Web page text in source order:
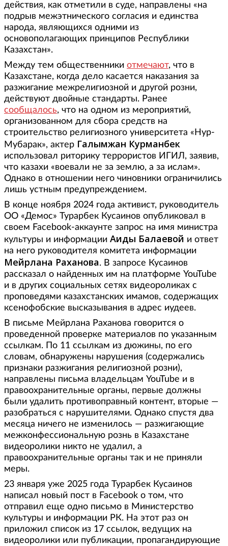
действия, как отметили в суде, направлены «на
подрыв межэтнического согласия и единства
народа, являющихся одними из
основополагающих принципов Республики
Казахстан».
Между тем общественники отмечают, что в
Казахстане, когда дело касается наказания за
разжигание межрелигиозной и другой розни,
действуют двойные стандарты. Ранее
сообщалось, что на одном из мероприятий,
организованном для сбора средств на
строительство религиозного университета «Нур-
Мубарак», актер Галымжан Курманбек
использовал риторику террористов ИГИЛ, заявив,
что казахи «воевали не за землю, а за ислам».
Однако в отношении него чиновники ограничились
лишь устным предупреждением.
В конце ноября 2024 года активист, руководитель
ОО «Демос» Турарбек Кусаинов опубликовал в
своем Facebook-аккаунте запрос на имя министра
культуры и информации Аиды Балаевой и ответ
на него руководителя комитета информации
Мейрлана Раханова. В запросе Кусаинов
рассказал о найденных им на платформе YouTube
и в других социальных сетях видеороликах с
проповедями казахстанских имамов, содержащих
ксенофобские высказывания в адрес иудеев.
В письме Мейрлана Раханова говорится о
проведенной проверке материалов по указанным
ссылкам. По 11 ссылкам из дюжины, по его
словам, обнаружены нарушения (содержались
признаки разжигания религиозной розни),
направлены письма владельцам YouTube и в
правоохранительные органы, первые должны
были удалить противоправный контент, вторые —
разобраться с нарушителями. Однако спустя два
месяца ничего не изменилось — разжигающие
межконфессиональную рознь в Казахстане
видеоролики никто не удалил, а
правоохранительные органы так и не приняли
меры.
23 января уже 2025 года Турарбек Кусаинов
написал новый пост в Facebook о том, что
отправил еще одно письмо в Министерство
культуры и информации РК. На этот раз он
приложил список из 17 ссылок, ведущих на
видеоролики или публикации, пропагандирующие